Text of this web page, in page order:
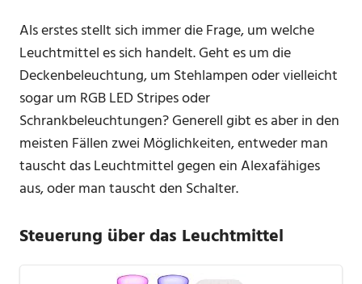
Als erstes stellt sich immer die Frage, um welche
Leuchtmittel es sich handelt. Geht es um die
Deckenbeleuchtung, um Stehlampen oder vielleicht
sogar um RGB LED Stripes oder
Schrankbeleuchtungen? Generell gibt es aber in den
meisten Fällen zwei Möglichkeiten, entweder man
tauscht das Leuchtmittel gegen ein Alexafähiges
aus, oder man tauscht den Schalter.
Steuerung über das Leuchtmittel